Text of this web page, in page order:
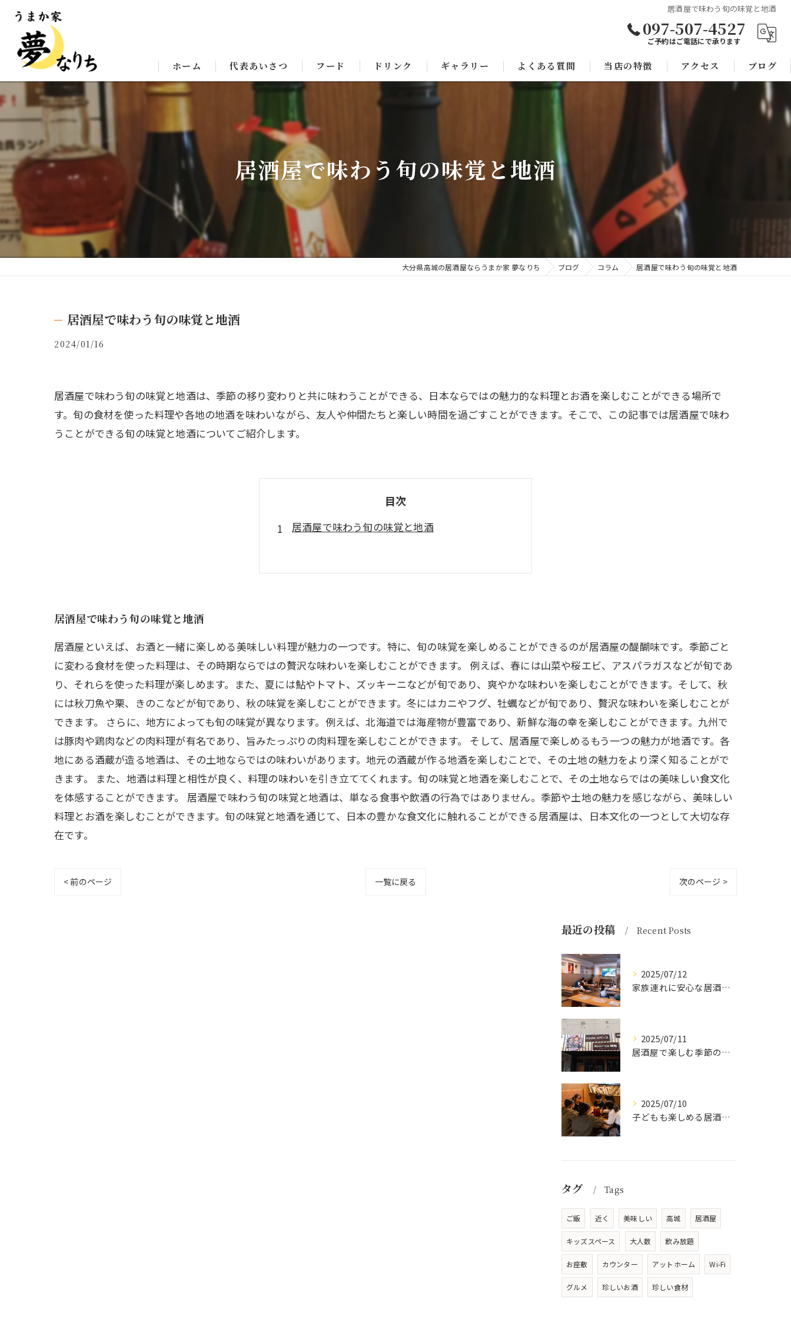
居酒屋で味わう旬の味覚と地酒
097-507-4527
ご予約はご電話にで承ります
ホーム 代表あいさつ フード ドリンク ギャラリー よくある質問 当店の特徴
宴会
子連れ
スポーツ観戦
モツ鍋
アクセス ブログ
コラム
居酒屋で味わう旬の味覚と地酒
大分県高城の居酒屋ならうまか家 夢なりち ブログ コラム 居酒屋で味わう旬の味覚と地酒
居酒屋で味わう旬の味覚と地酒
2024/01/16
居酒屋で味わう旬の味覚と地酒は、季節の移り変わりと共に味わうことができる、日本ならではの魅力的な料理とお酒を楽しむことができる場所で
す。旬の食材を使った料理や各地の地酒を味わいながら、友人や仲間たちと楽しい時間を過ごすことができます。そこで、この記事では居酒屋で味わ
うことができる旬の味覚と地酒についてご紹介します。
目次
居酒屋で味わう旬の味覚と地酒
居酒屋で味わう旬の味覚と地酒
居酒屋といえば、お酒と一緒に楽しめる美味しい料理が魅力の一つです。特に、旬の味覚を楽しめることができるのが居酒屋の醍醐味です。季節ごと
に変わる食材を使った料理は、その時期ならではの贅沢な味わいを楽しむことができます。 例えば、春には山菜や桜エビ、アスパラガスなどが旬であ
り、それらを使った料理が楽しめます。また、夏には鮎やトマト、ズッキーニなどが旬であり、爽やかな味わいを楽しむことができます。そして、秋
には秋刀魚や栗、きのこなどが旬であり、秋の味覚を楽しむことができます。冬にはカニやフグ、牡蠣などが旬であり、贅沢な味わいを楽しむことが
できます。 さらに、地方によっても旬の味覚が異なります。例えば、北海道では海産物が豊富であり、新鮮な海の幸を楽しむことができます。九州で
は豚肉や鶏肉などの肉料理が有名であり、旨みたっぷりの肉料理を楽しむことができます。 そして、居酒屋で楽しめるもう一つの魅力が地酒です。各
地にある酒蔵が造る地酒は、その土地ならではの味わいがあります。地元の酒蔵が作る地酒を楽しむことで、その土地の魅力をより深く知ることがで
きます。 また、地酒は料理と相性が良く、料理の味わいを引き立ててくれます。旬の味覚と地酒を楽しむことで、その土地ならではの美味しい食文化
を体感することができます。 居酒屋で味わう旬の味覚と地酒は、単なる食事や飲酒の行為ではありません。季節や土地の魅力を感じながら、美味しい
料理とお酒を楽しむことができます。旬の味覚と地酒を通じて、日本の豊かな食文化に触れることができる居酒屋は、日本文化の一つとして大切な存
在です。
< 前のページ 一覧に戻る 次のページ >
最近の投稿 Recent Posts
2025/07/12
家族連れに安心な居酒屋体験
2025/07/11
居酒屋で楽しむ季節の味覚と生中継スポーツ観戦
2025/07/10
子どもも楽しめる居酒屋の魅力
タグ Tags
ご飯 近く 美味しい 高城 居酒屋
キッズスペース 大人数 飲み放題
お座敷 カウンター アットホーム Wi-Fi
グルメ 珍しいお酒 珍しい食材